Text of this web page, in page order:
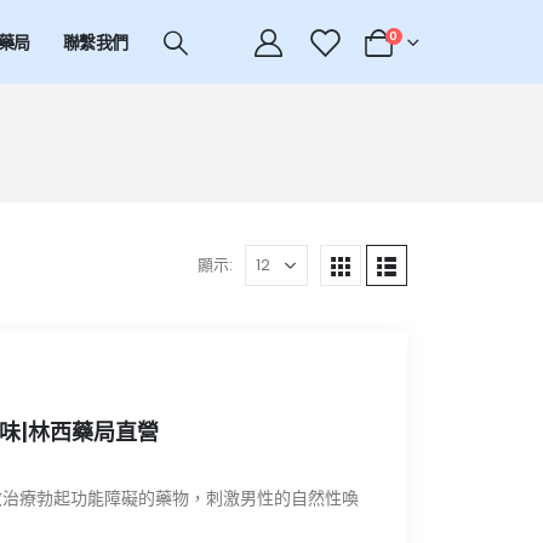
局 聯繫我們 0
顯示:
|林西藥局直營
療勃起功能障礙的藥物，刺激男性的自然性喚